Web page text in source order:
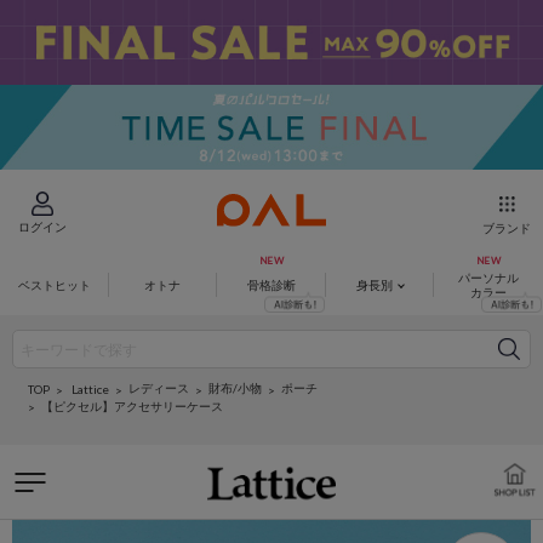
ログイン ブランド
ベストヒット オトナ 骨格診断 身長別
パーソナル
カラー
TOP Lattice レディース 財布/小物
ポーチ
【ピクセル】アクセサリーケース